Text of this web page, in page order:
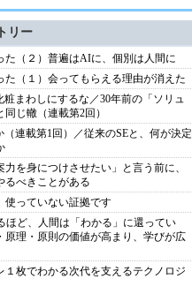
リー
た（２）普遍はAIに、個別は人間に
た（１）会ってもらえる理由が消えた
粧まわしにするな／30年前の「ソリュ
同じ轍（連載第2回）
（連載第1回）／従来のSEと、何が決定
力を身につけさせたい」と言う前に、
るべきことがある
使っていない証拠です
ほど、人間は「わかる」に還ってい
理・原則の価値が高まり、学びが広
１枚でわかる次代を支えるテクノロジ